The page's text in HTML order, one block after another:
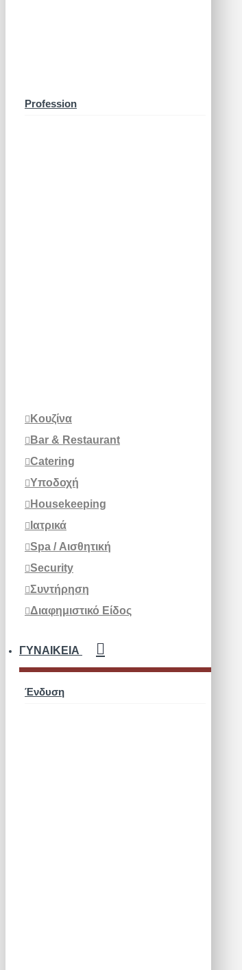
Profession
Κουζίνα
Bar & Restaurant
Catering
Υποδοχή
Housekeeping
Ιατρικά
Spa / Αισθητική
Security
Συντήρηση
Διαφημιστικό Είδος
ΓΥΝΑΙΚΕΊΑ
Ένδυση